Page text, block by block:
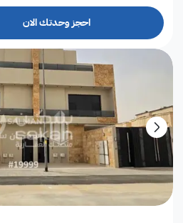
احجز وحدتك الان